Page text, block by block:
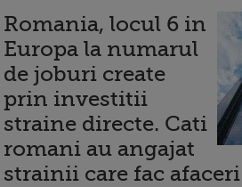
Romania, locul 6 in
Europa la numarul
de joburi create
prin investitii
straine directe. Cati
romani au angajat
strainii care fac